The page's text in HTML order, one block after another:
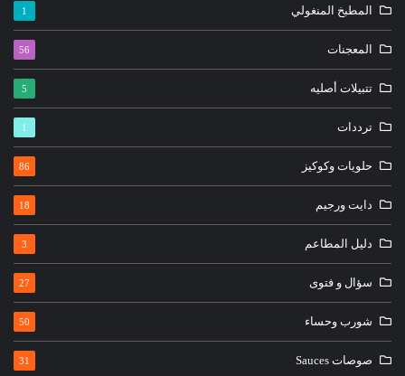
المطبخ المنغولي 1
المعجنات 56
تتبيلات أصليه 5
ترددات 1
حلويات وكوكيز 86
دايت ورجيم 18
دليل المطاعم 3
سؤال و فتوى 27
شورب وحساء 50
صوصات Sauces 31